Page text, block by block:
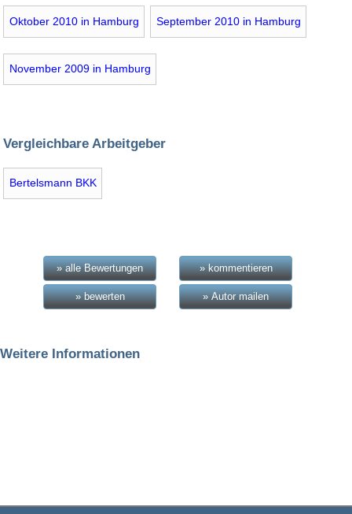
Oktober 2010 in Hamburg September 2010 in Hamburg
November 2009 in Hamburg
Vergleichbare Arbeitgeber
Bertelsmann BKK
» alle Bewertungen » kommentieren
» bewerten » Autor mailen
Weitere Informationen